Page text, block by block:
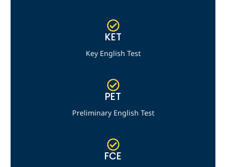
KET
Key English Test
PET
Preliminary English Test
FCE